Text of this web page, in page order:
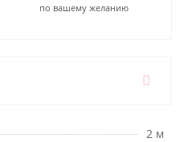
по вашему желанию
2 м